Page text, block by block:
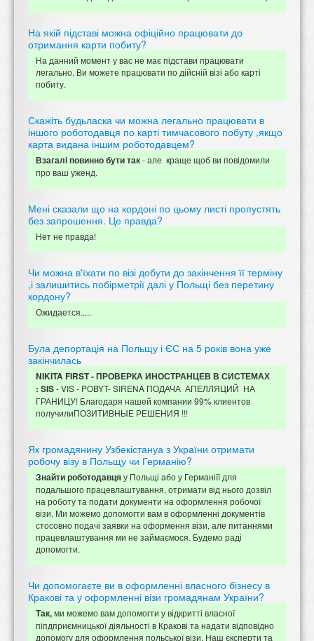
На якій підставі можна офіційно працювати до
отримання карти побиту?
На данний момент у вас не має підстави працювати
легально. Ви можете працювати по дійсній візі або карті
побиту.
Скажіть будьласка чи можна легально працювати в
іншого роботодавця по карті тимчасового побуту ,якщо
карта видана іншим роботодавцем?
Взагалі повинно бути так- але краще щоб ви повідомили
про ваш уженд.
Мені сказали що на кордоні по цьому листі пропустять
без запрошення. Це правда?
Нет не правда!
Чи можна в'їхати по візі добути до закінчення її терміну
,і залишитись побірметрії далі у Польщі без перетину
кордону?
Ожидается.....
Була депортація на Польщу і ЄС на 5 років вона уже
закінчилась
NIKITA FIRST - ПРОВЕРКА ИНОСТРАНЦЕВ В СИСТЕМАХ
: SIS- VIS - POBYT- SIRENA ПОДАЧА АПЕЛЛЯЦИЙ НА
ГРАНИЦУ! Благодаря нашей компании 99% клиентов
получилиПОЗИТИВНЫЕ РЕШЕНИЯ !!!
Як громадянину Узбекістануа з України отримати
робочу візу в Польщу чи Германію?
Знайти роботодавцяу Польщі або у Германіїї для
подальшого працевлаштування, отримати від нього дозвіл
на роботу та подати документи на оформлення робочої
візи. Ми можемо допомогти вам в оформленні документів
стосовно подачі заявки на оформення візи, але питаннями
працевлаштування ми не займаємося. Будемо раді
допомогти.
Чи допомогаєте ви в оформленні власного бізнесу в
Кракові та у оформленні візи громадянам України?
Так,ми можемо вам допомогти у відкритті власної
піпдприємницької діяльності в Кракові та надати відповідно
допомогу для оформлення польської візи. Наш єксперти та